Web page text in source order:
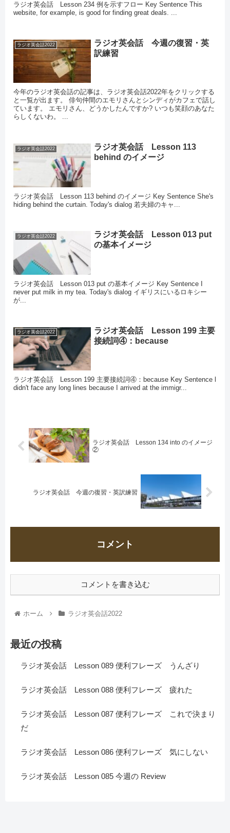
ラジオ英会話 Lesson 234 例を示すフロー Key Sentence This
website, for example, is good for finding great deals. ...
ラジオ英会話2022
ラジオ英会話 今週の復習・英
訳練習
今年のラジオ英会話の記事は、ラジオ英会話2022年をクリックする
と一覧が出ます。 俳句仲間のエモリさんとシンディがカフェで話し
ています。 エモリさん、どうかしたんですか? いつも笑顔のあなた
らしくないわ。 ...
ラジオ英会話2022
ラジオ英会話 Lesson 113
behind のイメージ
ラジオ英会話 Lesson 113 behind のイメージ Key Sentence She's
hiding behind the curtain. Today's dialog 若夫婦のキャ...
ラジオ英会話2022
ラジオ英会話 Lesson 013 put
の基本イメージ
ラジオ英会話 Lesson 013 put の基本イメージ Key Sentence I
never put milk in my tea. Today's dialog イギリスにいるロキシー
が...
ラジオ英会話2022
ラジオ英会話 Lesson 199 主要
接続詞④：because
ラジオ英会話 Lesson 199 主要接続詞④：because Key Sentence l
didn't face any long lines because I arrived at the immigr...
ラジオ英会話 Lesson 134 into のイメージ
②
ラジオ英会話 今週の復習・英訳練習
コメント
コメントを書き込む
ホーム ラジオ英会話2022
最近の投稿
ラジオ英会話 Lesson 089 便利フレーズ うんざり
ラジオ英会話 Lesson 088 便利フレーズ 疲れた
ラジオ英会話 Lesson 087 便利フレーズ これで決まり
だ
ラジオ英会話 Lesson 086 便利フレーズ 気にしない
ラジオ英会話 Lesson 085 今週の Review